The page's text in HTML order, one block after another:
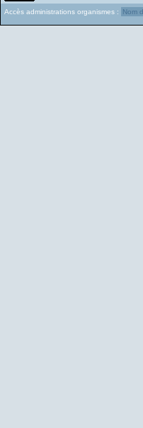
Accès administrations organismes :